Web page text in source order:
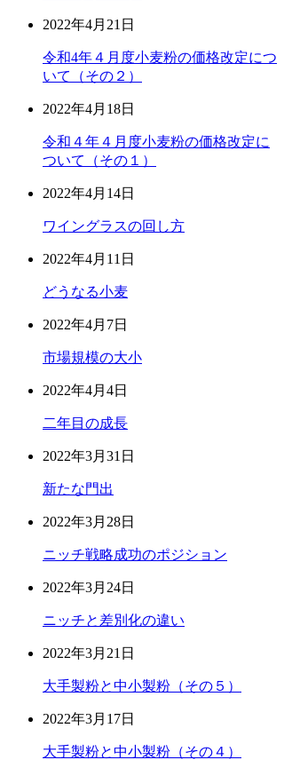
2022年4月21日
令和4年４月度小麦粉の価格改定につ
いて（その２）
2022年4月18日
令和４年４月度小麦粉の価格改定に
ついて（その１）
2022年4月14日
ワイングラスの回し方
2022年4月11日
どうなる小麦
2022年4月7日
市場規模の大小
2022年4月4日
二年目の成長
2022年3月31日
新たな門出
2022年3月28日
ニッチ戦略成功のポジション
2022年3月24日
ニッチと差別化の違い
2022年3月21日
大手製粉と中小製粉（その５）
2022年3月17日
大手製粉と中小製粉（その４）